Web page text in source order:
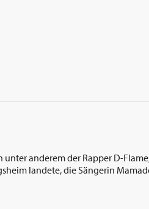
anderem der Rapper D-
landete, die Sängerin